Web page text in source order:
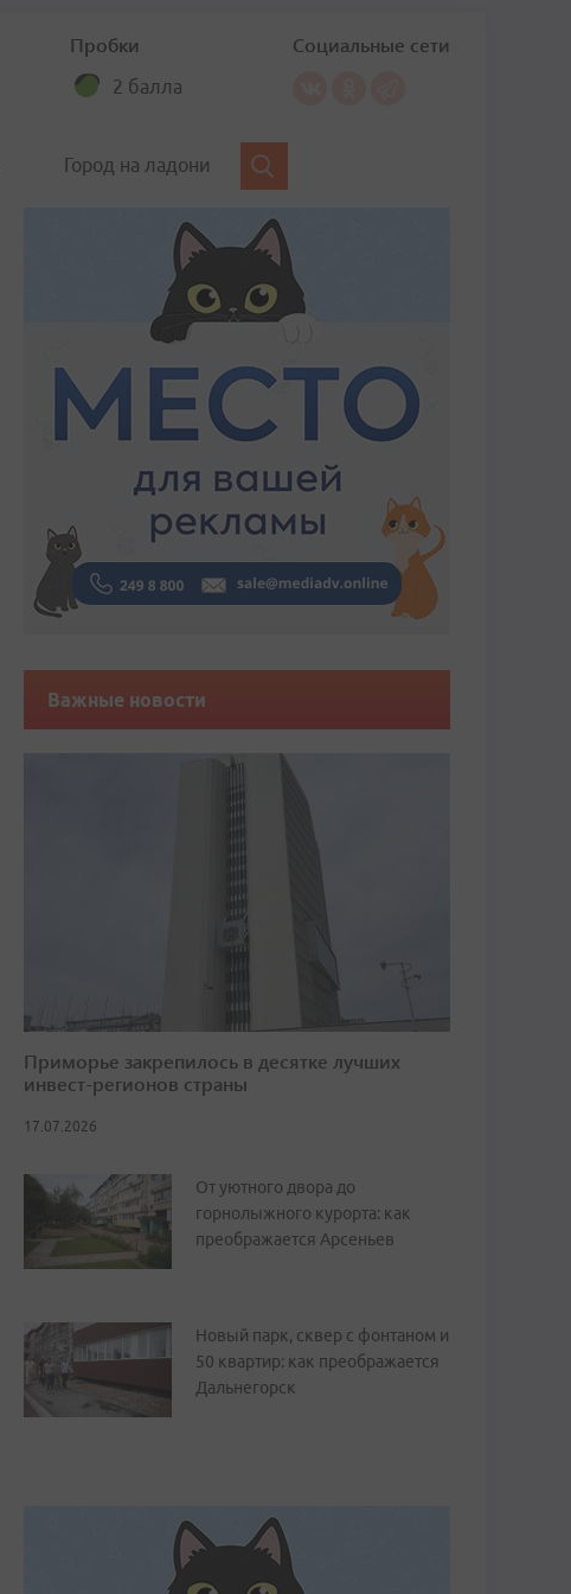
Пробки
2 балла
Социальные сети
Город на ладони
Важные новости
Приморье закрепилось в десятке лучших
инвест-регионов страны
17.07.2026
От уютного двора до
горнолыжного курорта: как
преображается Арсеньев
Новый парк, сквер с фонтаном и
50 квартир: как преображается
Дальнегорск